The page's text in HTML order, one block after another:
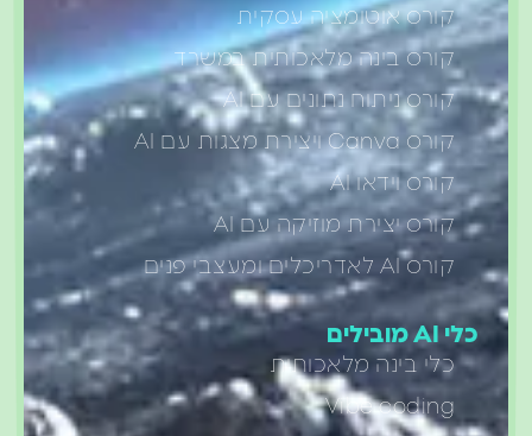
קורס אוטומציה עסקית
קורס בינה מלאכותית במשרד
קורס ניתוח נתונים עם AI
קורס Canva ויצירת מצגות עם AI
קורס וידאו AI
קורס יצירת מוזיקה עם AI
קורס AI לאדריכלים ומעצבי פנים
כלי AI מובילים
כלי בינה מלאכותית
Vibe coding